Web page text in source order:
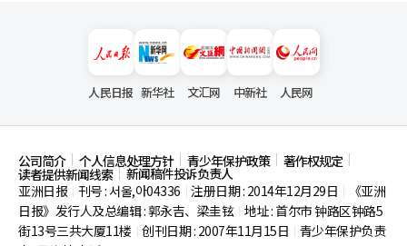
人民日报 新华社 文汇网 中新社 人民网
公司简介 个人信息处理方针 青少年保护政策 著作权规定
读者提供新闻线索
新闻稿件投诉负责人
亚洲日报
刊号 : 서울,아04336 注册日期 : 2014年12月29日
《亚洲
日报》发行人及总编辑 : 郭永吉、梁圭铉 地址 : 首尔市钟路区钟路5
街13号三共大厦11楼 创刊日期 : 2007年11月15日
青少年保护负责